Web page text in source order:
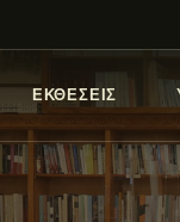
ΕΚΘΕΣΕΙΣ